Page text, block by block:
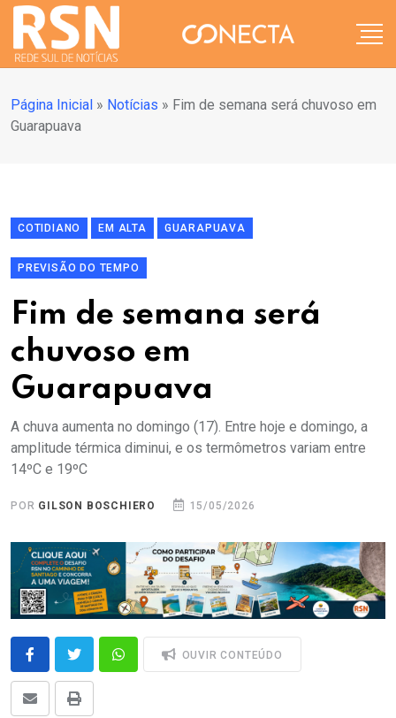
Página Inicial » Notícias » Fim de semana será chuvoso em
Guarapuava
COTIDIANO EM ALTA GUARAPUAVA
PREVISÃO DO TEMPO
Fim de semana será
chuvoso em
Guarapuava
A chuva aumenta no domingo (17). Entre hoje e domingo, a
amplitude térmica diminui, e os termômetros variam entre
14ºC e 19ºC
POR GILSON BOSCHIERO 15/05/2026
OUVIR CONTEÚDO